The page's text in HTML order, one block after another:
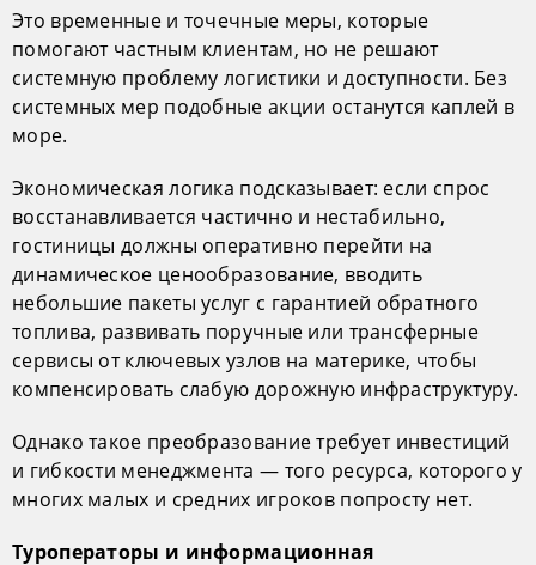
Это временные и точечные меры, которые
помогают частным клиентам, но не решают
системную проблему логистики и доступности. Без
системных мер подобные акции останутся каплей в
море.
Экономическая логика подсказывает: если спрос
восстанавливается частично и нестабильно,
гостиницы должны оперативно перейти на
динамическое ценообразование, вводить
небольшие пакеты услуг с гарантией обратного
топлива, развивать поручные или трансферные
сервисы от ключевых узлов на материке, чтобы
компенсировать слабую дорожную инфраструктуру.
Однако такое преобразование требует инвестиций
и гибкости менеджмента — того ресурса, которого у
многих малых и средних игроков попросту нет.
Туроператоры и информационная